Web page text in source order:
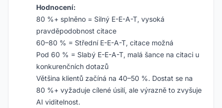
Hodnocení:
80 %+ splněno = Silný E-E-A-T, vysoká
pravděpodobnost citace
60–80 % = Střední E-E-A-T, citace možná
Pod 60 % = Slabý E-E-A-T, malá šance na citaci u
konkurenčních dotazů
Většina klientů začíná na 40–50 %. Dostat se na
80 %+ vyžaduje cílené úsilí, ale výrazně to zvyšuje
AI viditelnost.